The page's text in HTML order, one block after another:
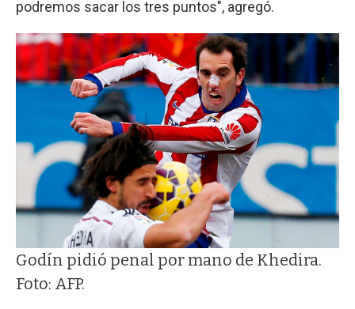
podremos sacar los tres puntos", agregó.
Godín pidió penal por mano de Khedira.
Foto: AFP.